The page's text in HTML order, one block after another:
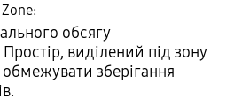
обсягу
виділений під зону
зберігання